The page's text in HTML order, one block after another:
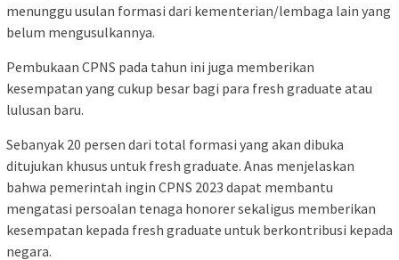
menunggu usulan formasi dari kementerian/lembaga lain yang
belum mengusulkannya.
Pembukaan CPNS pada tahun ini juga memberikan
kesempatan yang cukup besar bagi para fresh graduate atau
lulusan baru.
Sebanyak 20 persen dari total formasi yang akan dibuka
ditujukan khusus untuk fresh graduate. Anas menjelaskan
bahwa pemerintah ingin CPNS 2023 dapat membantu
mengatasi persoalan tenaga honorer sekaligus memberikan
kesempatan kepada fresh graduate untuk berkontribusi kepada
negara.